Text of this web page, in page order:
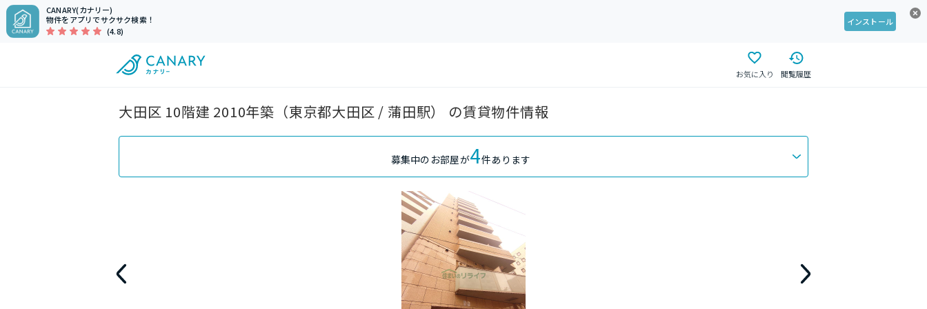
CANARY(カナリー)
物件をアプリでサクサク検索！
(4.8)
インストール
お気に入り 閲覧履歴
大田区 10階建 2010年築（東京都大田区 / 蒲田駅） の賃貸物件情報
募集中のお部屋が4件あります